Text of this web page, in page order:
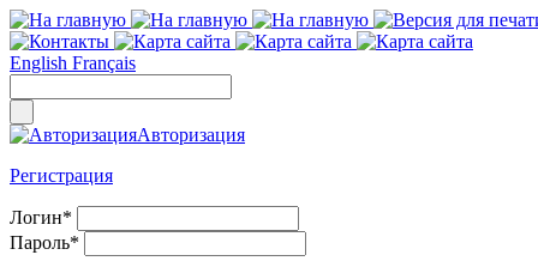
English Français
Авторизация
Регистрация
Логин*
Пароль*